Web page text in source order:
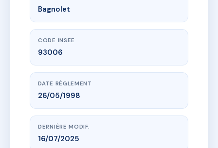
Bagnolet
CODE INSEE
93006
DATE RÈGLEMENT
26/05/1998
DERNIÈRE MODIF.
16/07/2025